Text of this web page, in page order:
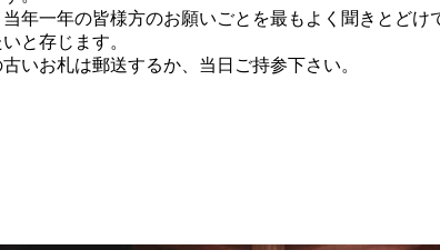
年一年の皆様方のお願いごとを最もよく聞きとどけ
と存じます。
いお札は郵送するか、当日ご持参下さい。